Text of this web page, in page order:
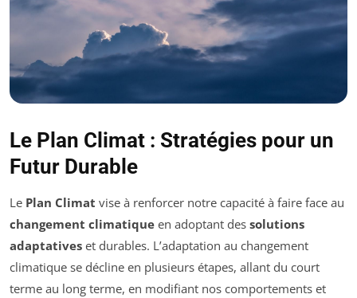
Le Plan Climat : Stratégies pour un
Futur Durable
Le Plan Climat vise à renforcer notre capacité à faire face au
changement climatique en adoptant des solutions
adaptatives et durables. L’adaptation au changement
climatique se décline en plusieurs étapes, allant du court
terme au long terme, en modifiant nos comportements et